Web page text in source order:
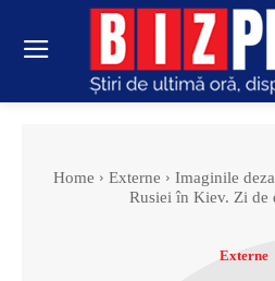
Home Externe
Imaginile
Rusiei în Kiev. Zi de
Externe